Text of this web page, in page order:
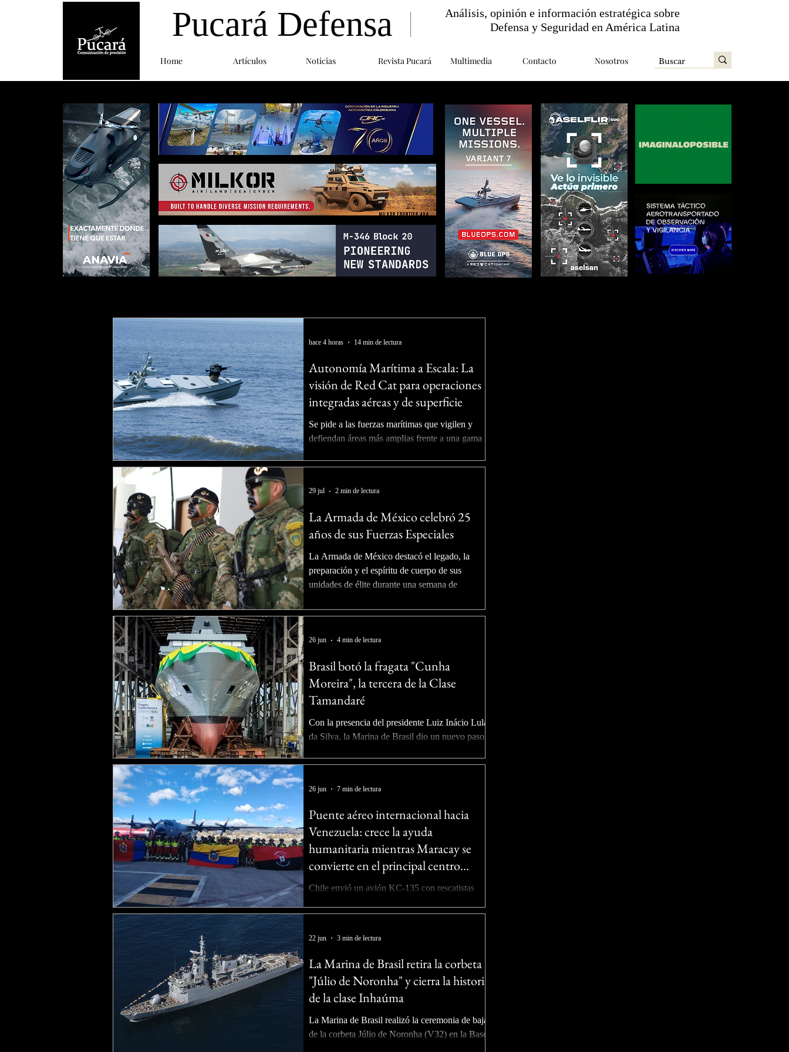
Home Artículos Noticias Revista Pucará Multimedia Contacto Nosotros
Pucará Defensa
Análisis, opinión e información estratégica sobre
Defensa y Seguridad en América Latina
Autonomía Marítima a Escala: La
visión de Red Cat para operaciones
integradas aéreas y de superficie
Se pide a las fuerzas marítimas que vigilen y
defiendan áreas más amplias frente a una gama
aumento correspondiente en buques,
marinas y los guardacostas deben mantenerse
submarinos, buques de combate de superficie,
aeronaves, misiles, minas y ataques a puertos o
líneas de comunicación marítimas. Al mismo
tiempo, se enfrentan a una lista creciente
hace 4 horas 14 min de lectura
La Armada de México celebró 25
años de sus Fuerzas Especiales
La Armada de México destacó el legado, la
preparación y el espíritu de cuerpo de sus
unidades de élite durante una semana de
Naval Militar, en Antón Lizardo, Veracruz. La
Primera Región Naval, conmemoró el XXV
Comandos Anfibios de la Armada de México,
con un programa de actividades orientado a
fortalecer el espíritu de cuerpo, preservar la
29 jul 2 min de lectura
Brasil botó la fragata "Cunha
Moreira", la tercera de la Clase
Tamandaré
Con la presencia del presidente Luiz Inácio Lula
da Silva, la Marina de Brasil dio un nuevo paso
la botadura de la fragata F202 "Cunha Moreira",
de 5,7 millones de kilómetros cuadrados de
consolidará el desarrollo de la industria nacional
de defensa. La Marina de Brasil realizó este
viernes la ceremonia de botadura y bautismo de
la
26 jun 4 min de lectura
Puente aéreo internacional hacia
Venezuela: crece la ayuda
humanitaria mientras Maracay se
convierte en el principal centro
logístico de la emergencia
Chile envió un avión KC-135 con rescatistas
Estados Unidos coordina el mayor operativo
decena de países despliegan personal, hospitales
de campaña, aeronaves militares y toneladas de
terremotos. La respuesta internacional a los
devastadores terremotos que sacudieron el norte
de Venezuela el pasado 24 de junio continúa
intensificándose. Mientr
26 jun 7 min de lectura
La Marina de Brasil retira la corbeta
"Júlio de Noronha" y cierra la historia
de la clase Inhaúma
La Marina de Brasil realizó la ceremonia de baja
de la corbeta Júlio de Noronha (V32) en la Base
22 jun 3 min de lectura